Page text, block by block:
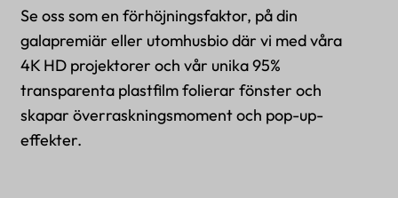
Se oss som en förhöjningsfaktor, på din
galapremiär eller utomhusbio där vi med våra
4K HD projektorer och vår unika 95%
transparenta plastfilm folierar fönster och
skapar överraskningsmoment och pop-up-
effekter.